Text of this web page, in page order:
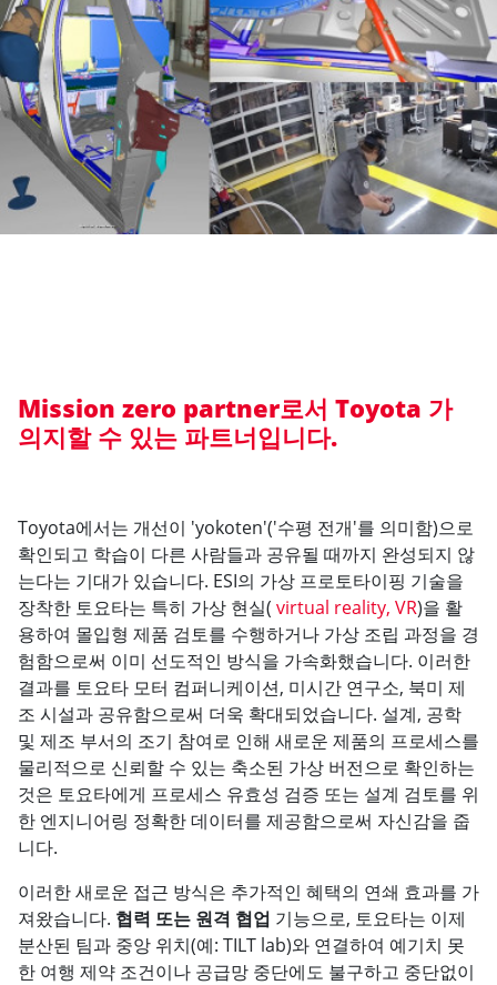
Mission zero partner로서 Toyota 가
의지할 수 있는 파트너입니다.
Toyota에서는 개선이 'yokoten'('수평 전개'를 의미함)으로
확인되고 학습이 다른 사람들과 공유될 때까지 완성되지 않
는다는 기대가 있습니다. ESI의 가상 프로토타이핑 기술을
장착한 토요타는 특히 가상 현실( virtual reality, VR)을 활
용하여 몰입형 제품 검토를 수행하거나 가상 조립 과정을 경
험함으로써 이미 선도적인 방식을 가속화했습니다. 이러한
결과를 토요타 모터 컴퍼니케이션, 미시간 연구소, 북미 제
조 시설과 공유함으로써 더욱 확대되었습니다. 설계, 공학
및 제조 부서의 조기 참여로 인해 새로운 제품의 프로세스를
물리적으로 신뢰할 수 있는 축소된 가상 버전으로 확인하는
것은 토요타에게 프로세스 유효성 검증 또는 설계 검토를 위
한 엔지니어링 정확한 데이터를 제공함으로써 자신감을 줍
니다.
이러한 새로운 접근 방식은 추가적인 혜택의 연쇄 효과를 가
져왔습니다. 협력 또는 원격 협업 기능으로, 토요타는 이제
분산된 팀과 중앙 위치(예: TILT lab)와 연결하여 예기치 못
한 여행 제약 조건이나 공급망 중단에도 불구하고 중단없이